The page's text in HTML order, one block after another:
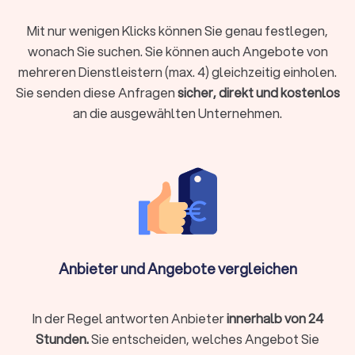
Arbeitszeit bei Malerarbeiten
Expertise für Innen- und Außenbereiche
Malerarbeiten im Innenraum haben andere Voraussetzungen
als im Außenbereich. Entsprechende Expertisen unserer
die Möglichkeit für individuelle Anfragen, damit Sie den
Fachmann für Ihre Bedürfnisse finden.
Suchen Sie einen Maler für einfache Arbeiten oder einen
Malermeister für komplexe Aufgaben? Qualifikation und
Abzugrenzen ist die Arbeit des Malerbetriebes von der des
Raumausstatters, der lediglich Farbarbeiten und
Mit nur wenigen Klicks können Sie genau festlegen,
wonach Sie suchen. Sie können auch Angebote von
mehreren Dienstleistern (max. 4) gleichzeitig einholen.
Sie senden diese Anfragensicher, direkt und kostenlos
an die ausgewählten Unternehmen.
Anbieter und Angebote vergleichen
In der Regel antworten Anbieterinnerhalb von 24
Stunden.Sie entscheiden, welches Angebot Sie